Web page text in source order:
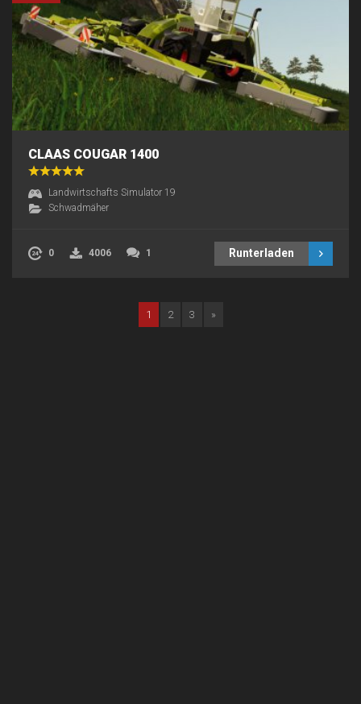
CLAAS COUGAR 1400
Landwirtschafts Simulator 19
Schwadmäher
0 4006 1 Runterladen
1 2 3 »